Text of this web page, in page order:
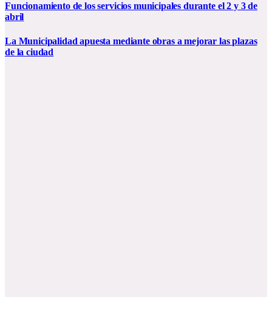
Funcionamiento de los servicios municipales durante el 2 y 3 de
abril
La Municipalidad apuesta mediante obras a mejorar las plazas
de la ciudad